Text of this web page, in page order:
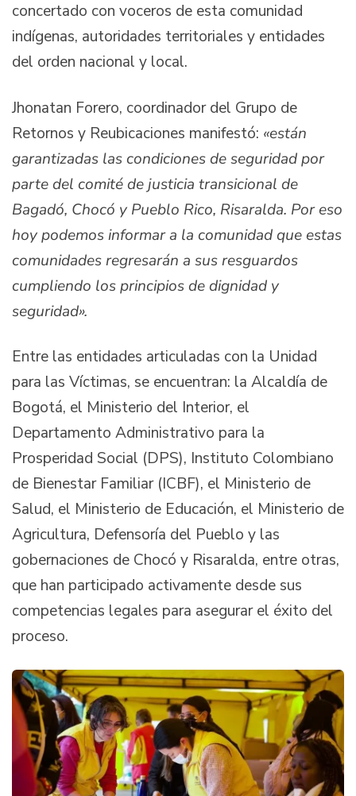
concertado con voceros de esta comunidad
indígenas, autoridades territoriales y entidades
del orden nacional y local.
Jhonatan Forero, coordinador del Grupo de
Retornos y Reubicaciones manifestó: «están
garantizadas las condiciones de seguridad por
parte del comité de justicia transicional de
Bagadó, Chocó y Pueblo Rico, Risaralda. Por eso
hoy podemos informar a la comunidad que estas
comunidades regresarán a sus resguardos
cumpliendo los principios de dignidad y
seguridad».
Entre las entidades articuladas con la Unidad
para las Víctimas, se encuentran: la Alcaldía de
Bogotá, el Ministerio del Interior, el
Departamento Administrativo para la
Prosperidad Social (DPS), Instituto Colombiano
de Bienestar Familiar (ICBF), el Ministerio de
Salud, el Ministerio de Educación, el Ministerio de
Agricultura, Defensoría del Pueblo y las
gobernaciones de Chocó y Risaralda, entre otras,
que han participado activamente desde sus
competencias legales para asegurar el éxito del
proceso.